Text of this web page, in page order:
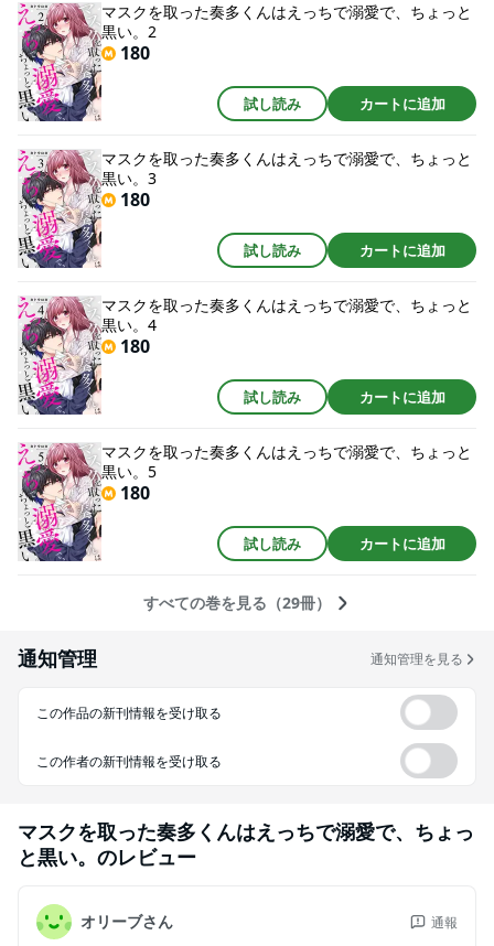
マスクを取った奏多くんはえっちで溺愛で、ちょっと
黒い。2
180
試し読み カートに追加
マスクを取った奏多くんはえっちで溺愛で、ちょっと
黒い。3
180
試し読み カートに追加
マスクを取った奏多くんはえっちで溺愛で、ちょっと
黒い。4
180
試し読み カートに追加
マスクを取った奏多くんはえっちで溺愛で、ちょっと
黒い。5
180
試し読み カートに追加
すべての巻を見る（29冊）
通知管理 通知管理を見る
この作品の新刊情報を受け取る
この作者の新刊情報を受け取る
マスクを取った奏多くんはえっちで溺愛で、ちょっ
と黒い。 のレビュー
オリーブさん 通報